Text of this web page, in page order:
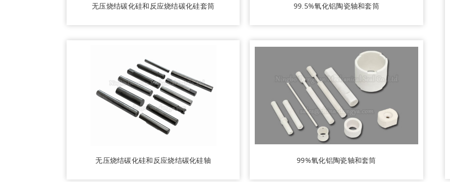
无压烧结碳化硅和反应烧结碳化硅套筒 99.5%氧化铝陶瓷轴和套筒
无压烧结碳化硅和反应烧结碳化硅轴 99%氧化铝陶瓷轴和套筒